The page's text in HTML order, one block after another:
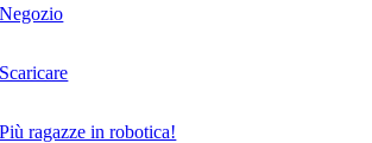
Negozio
Scaricare
Più ragazze in robotica!